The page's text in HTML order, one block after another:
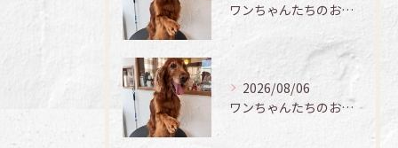
ワンちゃんたちのお手入れ日記🐶✨
2026/08/06
ワンちゃんたちのお手入れ日記🐶✨